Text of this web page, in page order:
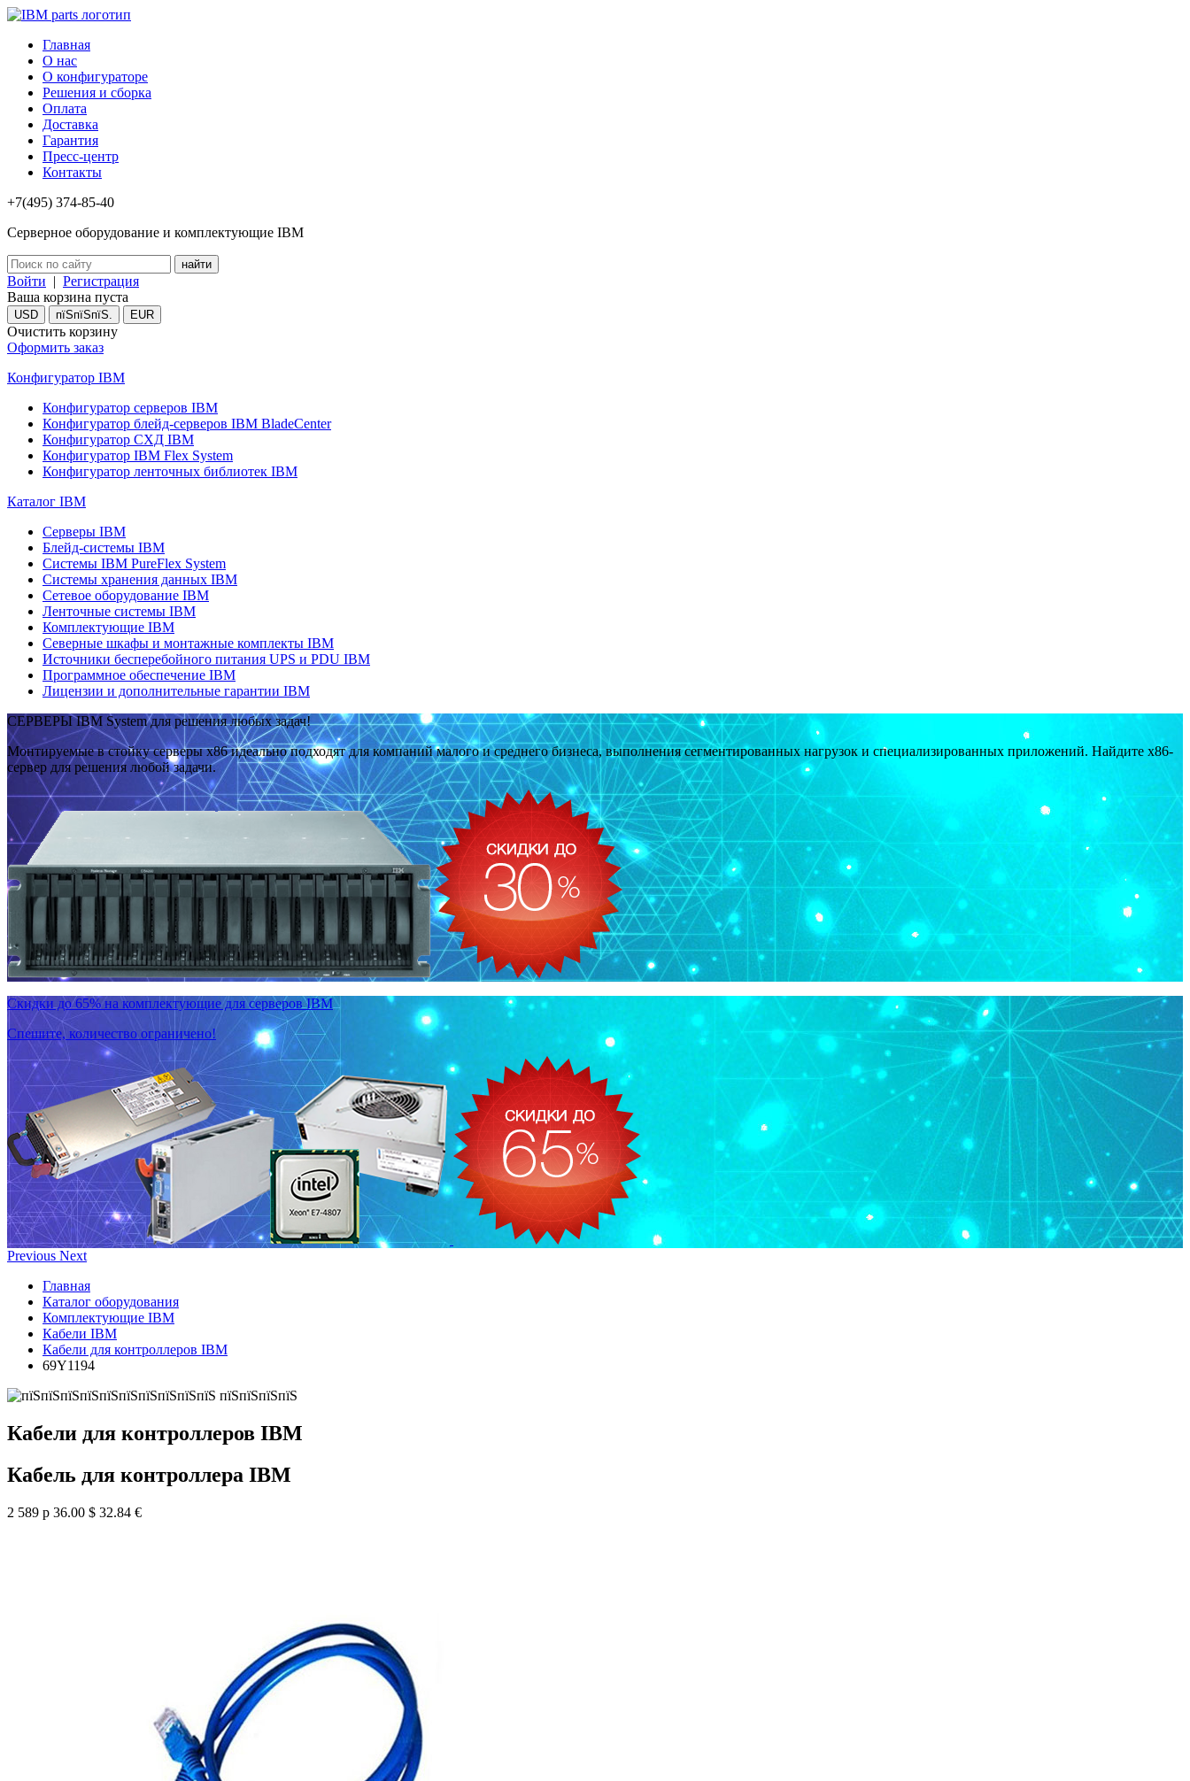
Главная
О нас
О конфигураторе
Решения и сборка
Оплата
Доставка
Гарантия
Пресс-центр
Контакты
+7(495) 374-85-40
Серверное оборудование и комплектующие IBM
Войти | Регистрация
Ваша корзина пуста
USD пїЅпїЅпїЅ. EUR
Очистить корзину
Оформить заказ
Конфигуратор IBM
Конфигуратор серверов IBM
Конфигуратор блейд-серверов IBM BladeCenter
Конфигуратор СХД IBM
Конфигуратор IBM Flex System
Конфигуратор ленточных библиотек IBM
Каталог IBM
Серверы IBM
Блейд-системы IBM
Системы IBM PureFlex System
Системы хранения данных IBM
Сетевое оборудование IBM
Ленточные системы IBM
Комплектующие IBM
Северные шкафы и монтажные комплекты IBM
Источники бесперебойного питания UPS и PDU IBM
Программное обеспечение IBM
Лицензии и дополнительные гарантии IBM
СЕРВЕРЫ IBM System для решения любых задач!
Монтируемые в стойку серверы x86 идеально подходят для компаний малого и среднего бизнеса, выполнения сегментированных нагрузок и специализированных приложений. Найдите x86-
сервер для решения любой задачи.
Скидки до 65% на комплектующие для серверов IBM
Спешите, количество ограничено!
Previous Next
Главная
Каталог оборудования
Комплектующие IBM
Кабели IBM
Кабели для контроллеров IBM
69Y1194
Кабели для контроллеров IBM
Кабель для контроллера IBM
2 589 р 36.00 $ 32.84 €